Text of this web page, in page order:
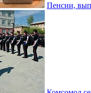
Пенсии,